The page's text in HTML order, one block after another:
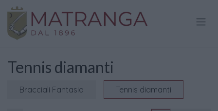
Passa al contenuto
Tennis diamanti
Bracciali Fantasia Tennis diamanti